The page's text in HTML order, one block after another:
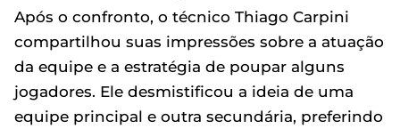
Após o confronto, o técnico Thiago Carpini
compartilhou suas impressões sobre a atuação
da equipe e a estratégia de poupar alguns
jogadores. Ele desmistificou a ideia de uma
equipe principal e outra secundária, preferindo